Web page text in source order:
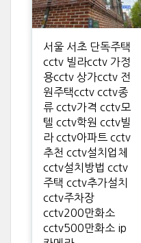
서울 서초 단독주택
cctv 빌라cctv 가정
용cctv 상가cctv 전
원주택cctv cctv종
류 cctv가격 cctv모
텔 cctv학원 cctv빌
라 cctv아파트 cctv
추천 cctv설치업체
cctv설치방법 cctv
주택 cctv추가설치
cctv주차장
cctv200만화소
cctv500만화소 ip